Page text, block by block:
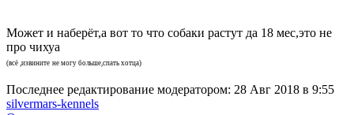
Может и наберёт,а вот то что собаки растут да 18 мес,это не
про чихуа
(всё ,извините не могу больше,спать хотца)
Последнее редактирование модератором: 28 Авг 2018 в 9:55
silvermars-kennels